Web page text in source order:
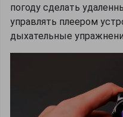
погоду сделать
управлять плеером
дыхательные